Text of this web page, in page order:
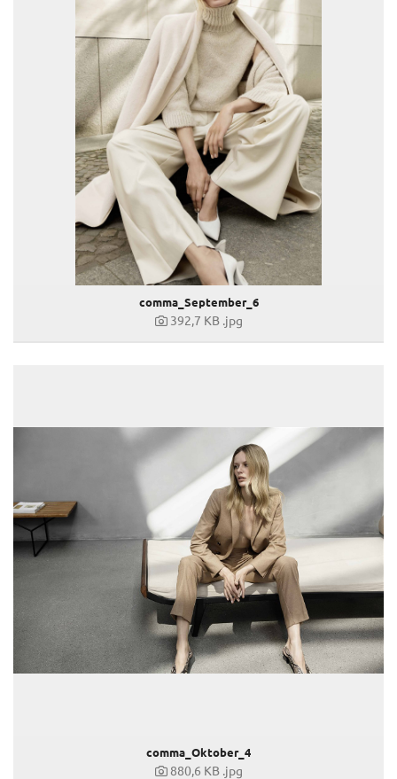
comma_September_6
392,7 KB .jpg
comma_Oktober_4
880,6 KB .jpg